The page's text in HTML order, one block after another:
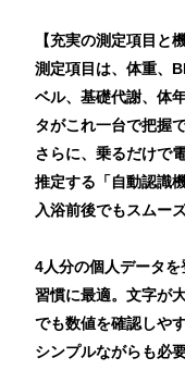
【充実の測定項目と機
測定項目は、体重、
ベル、基礎代謝、体
タがこれ一台で把握
さらに、乗るだけで
推定する「自動認識
入浴前後でもスムー
4人分の個人データ
習慣に最適。文字が
でも数値を確認しや
シンプルながらも必